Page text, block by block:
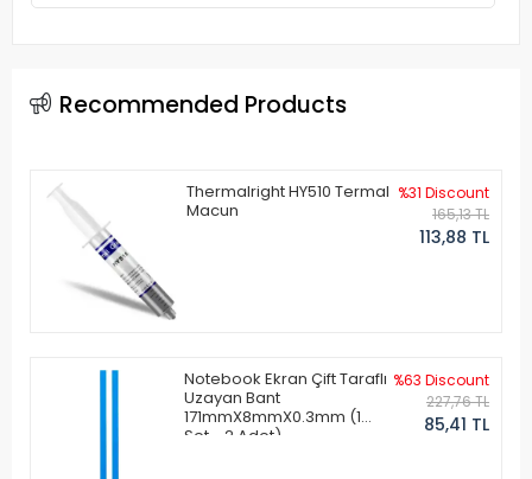
Recommended Products
Thermalright HY510 Termal
Macun
%31 Discount
165,13 TL
113,88 TL
Notebook Ekran Çift Taraflı
Uzayan Bant
171mmX8mmX0.3mm (1
Set - 2 Adet)
%63 Discount
227,76 TL
85,41 TL